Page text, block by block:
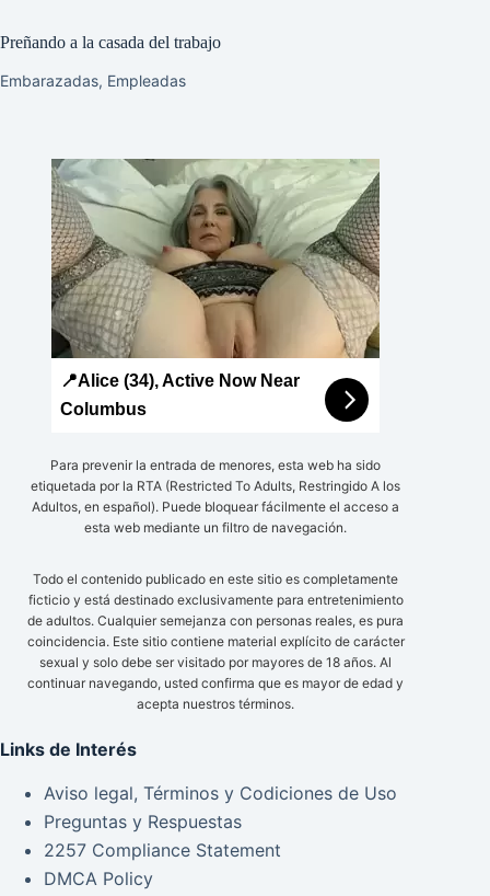
Preñando a la casada del trabajo
Embarazadas, Empleadas
📍Alice (34), Active Now Near
Columbus
Para prevenir la entrada de menores, esta web ha sido
etiquetada por la RTA (Restricted To Adults, Restringido A los
Adultos, en español). Puede bloquear fácilmente el acceso a
esta web mediante un filtro de navegación.
Todo el contenido publicado en este sitio es completamente
ficticio y está destinado exclusivamente para entretenimiento
de adultos. Cualquier semejanza con personas reales, es pura
coincidencia. Este sitio contiene material explícito de carácter
sexual y solo debe ser visitado por mayores de 18 años. Al
continuar navegando, usted confirma que es mayor de edad y
acepta nuestros términos.
Links de Interés
Aviso legal, Términos y Codiciones de Uso
Preguntas y Respuestas
2257 Compliance Statement
DMCA Policy